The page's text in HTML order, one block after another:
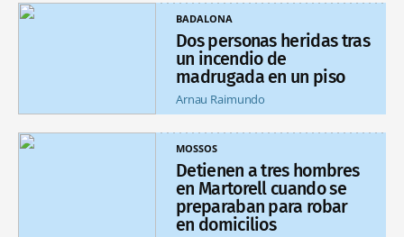
BADALONA
Dos personas heridas tras
un incendio de
madrugada en un piso
Arnau Raimundo
MOSSOS
Detienen a tres hombres
en Martorell cuando se
preparaban para robar
en domicilios